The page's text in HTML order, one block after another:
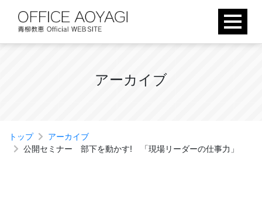
content
アーカ イ ブ
トップ
アーカイブ
公開セミナー 部下を動かす! 「現場リーダーの仕事力」